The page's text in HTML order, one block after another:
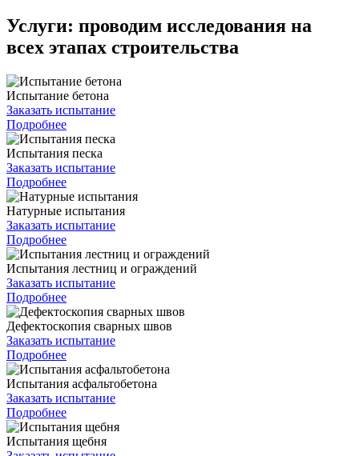
Услуги: проводим исследования на
всех этапах строительства
Испытание бетона
Заказать испытание
Подробнее
Испытания песка
Заказать испытание
Подробнее
Натурные испытания
Заказать испытание
Подробнее
Испытания лестниц и ограждений
Заказать испытание
Подробнее
Дефектоскопия сварных швов
Заказать испытание
Подробнее
Испытания асфальтобетона
Заказать испытание
Подробнее
Испытания щебня